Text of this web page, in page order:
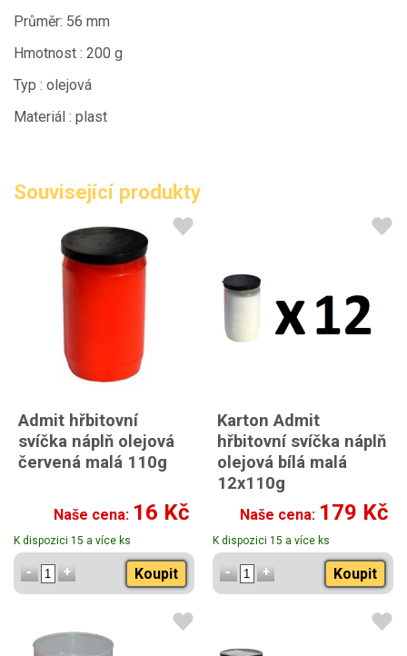
Průměr: 56 mm
Hmotnost : 200 g
Typ : olejová
Materiál : plast
Související produkty
Admit hřbitovní
svíčka náplň olejová
červená malá 110g
Naše cena: 16 Kč
K dispozici 15 a více ks
Koupit
Karton Admit
hřbitovní svíčka náplň
olejová bílá malá
12x110g
Naše cena: 179 Kč
K dispozici 15 a více ks
Koupit